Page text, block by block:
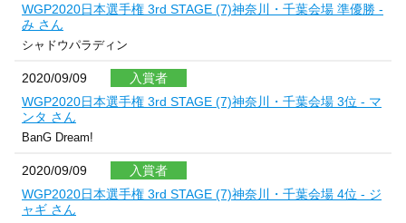
WGP2020日本選手権 3rd STAGE (7)神奈川・千葉会場 準優勝 -
み さん
シャドウパラディン
2020/09/09
入賞者
WGP2020日本選手権 3rd STAGE (7)神奈川・千葉会場 3位 - マ
ンタ さん
BanG Dream!
2020/09/09
入賞者
WGP2020日本選手権 3rd STAGE (7)神奈川・千葉会場 4位 - ジ
ャギ さん